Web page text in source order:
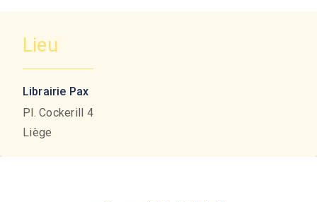
Lieu
Librairie Pax
Pl. Cockerill 4
Liège